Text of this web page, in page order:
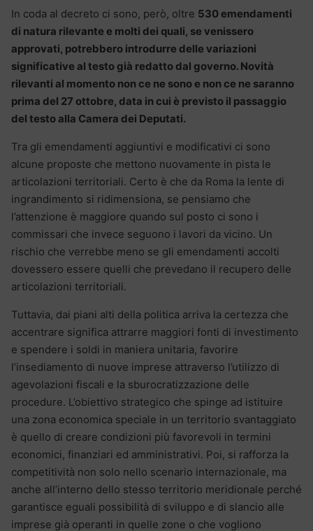
In coda al decreto ci sono, però, oltre 530 emendamenti
di natura rilevante e molti dei quali, se venissero
approvati, potrebbero introdurre delle variazioni
significative al testo già redatto dal governo. Novità
rilevanti al momento non ce ne sono e non ce ne saranno
prima del 27 ottobre, data in cui è previsto il passaggio
del testo alla Camera dei Deputati.
Tra gli emendamenti aggiuntivi e modificativi ci sono
alcune proposte che mettono nuovamente in pista le
articolazioni territoriali. Certo è che da Roma la lente di
ingrandimento si ridimensiona, se pensiamo che
l’attenzione è maggiore quando sul posto ci sono i
commissari che invece seguono i lavori da vicino. Un
rischio che verrebbe meno se gli emendamenti accolti
dovessero essere quelli che prevedano il recupero delle
articolazioni territoriali.
Tuttavia, dai piani alti della politica arriva la certezza che
accentrare significa attrarre maggiori fonti di investimento
e spendere i soldi in maniera unitaria, favorire
l’insediamento di nuove imprese attraverso l’utilizzo di
agevolazioni fiscali e la sburocratizzazione delle
procedure. L’obiettivo strategico che spinge ad istituire
una zona economica speciale in un territorio svantaggiato
è quello di creare condizioni più favorevoli in termini
economici, finanziari ed amministrativi. Poi, si rafforza la
competitività non solo nello scenario internazionale, ma
anche all’interno dello stesso territorio meridionale perché
garantisce eguali possibilità di sviluppo e di slancio alle
imprese già operanti in quelle zone o che vogliono